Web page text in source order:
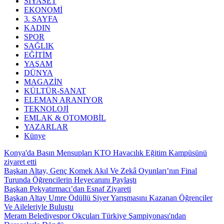
EKONOMİ
3. SAYFA
KADIN
SPOR
SAĞLIK
EĞİTİM
YAŞAM
DÜNYA
MAGAZİN
KÜLTÜR-SANAT
ELEMAN ARANIYOR
TEKNOLOJİ
EMLAK & OTOMOBİL
YAZARLAR
Künye
Konya'da Basın Mensupları KTO Havacılık Eğitim Kampüsünü
ziyaret etti
Başkan Altay, Genç Komek Akıl Ve Zekâ Oyunları’nın Final
Turunda Öğrencilerin Heyecanını Paylaştı
Başkan Pekyatırmacı’dan Esnaf Ziyareti
Başkan Altay Umre Ödüllü Siyer Yarışmasını Kazanan Öğrenciler
Ve Aileleriyle Buluştu
Meram Belediyespor Okçuları Türkiye Şampiyonası'ndan